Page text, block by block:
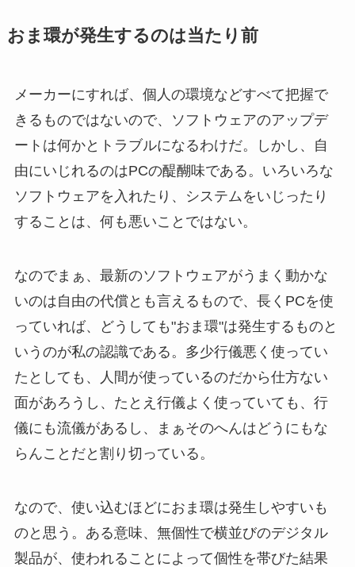
おま環が発生するのは当たり前
メーカーにすれば、個人の環境などすべて把握で
きるものではないので、ソフトウェアのアップデ
ートは何かとトラブルになるわけだ。しかし、自
由にいじれるのはPCの醍醐味である。いろいろな
ソフトウェアを入れたり、システムをいじったり
することは、何も悪いことではない。
なのでまぁ、最新のソフトウェアがうまく動かな
いのは自由の代償とも言えるもので、長くPCを使
っていれば、どうしても"おま環"は発生するものと
いうのが私の認識である。多少行儀悪く使ってい
たとしても、人間が使っているのだから仕方ない
面があろうし、たとえ行儀よく使っていても、行
儀にも流儀があるし、まぁそのへんはどうにもな
らんことだと割り切っている。
なので、使い込むほどにおま環は発生しやすいも
のと思う。ある意味、無個性で横並びのデジタル
製品が、使われることによって個性を帯びた結果